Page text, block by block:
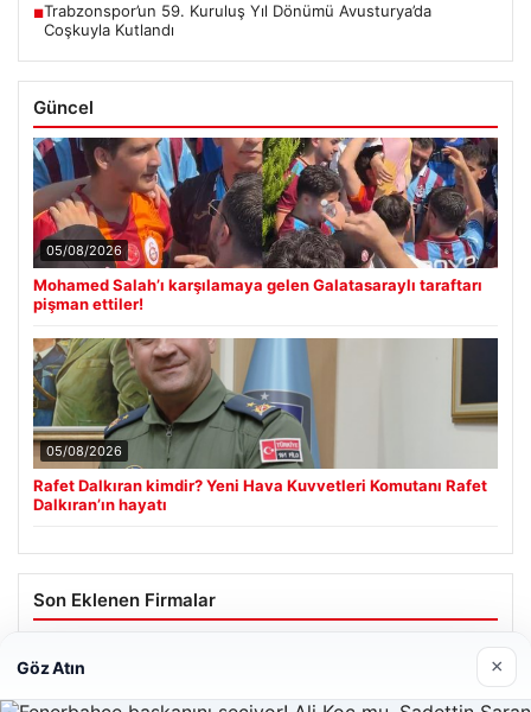
■Trabzonspor’un 59. Kuruluş Yıl Dönümü Avusturya’da
Coşkuyla Kutlandı
Güncel
05/08/2026
Mohamed Salah’ı karşılamaya gelen Galatasaraylı taraftarı
pişman ettiler!
05/08/2026
Rafet Dalkıran kimdir? Yeni Hava Kuvvetleri Komutanı Rafet
Dalkıran’ın hayatı
Son Eklenen Firmalar
Göz Atın ×